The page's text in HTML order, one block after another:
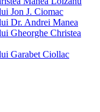
Jon J. Ciomac
Dr. Andrei Manea
Gheorghe Christea
Garabet Ciollac